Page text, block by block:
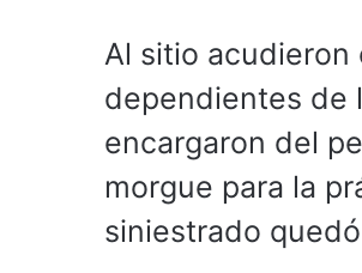
Al sitio acudieron
dependientes de
encargaron del
morgue para la
siniestrado